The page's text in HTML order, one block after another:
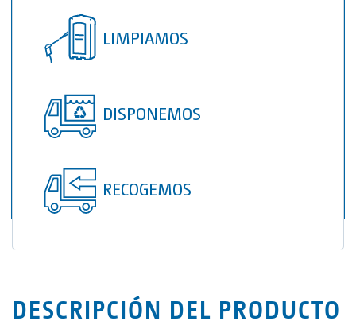
TOI® COLUMNA
SANI TOI®
TOI® SHOWER
TOI® SHOWER EMERGE
LIMPIAMOS
DISPONEMOS
RECOGEMOS
DESCRIPCIÓN DEL PRODUCTO